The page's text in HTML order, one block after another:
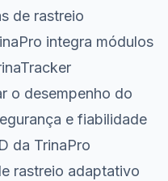
de rastreio
integra módulos
o desempenho do
e fiabilidade
da TrinaPro
rastreio adaptativo